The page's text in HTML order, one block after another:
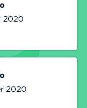
2020
2020